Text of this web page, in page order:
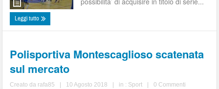
Leggi tutto
Polisportiva Montescaglioso scatenata
sul mercato
Creato da rafa85 10 Agosto 2018 in : Sport
0 Commenti